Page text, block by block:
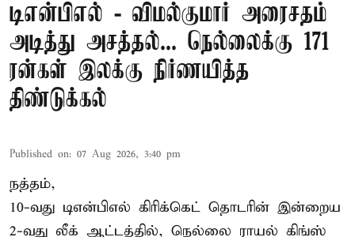
டிஎன்பிஎல் - விமல்குமார் அரைசதம்
அடித்து அசத்தல்... நெல்லைக்கு 171
ரன்கள் இலக்கு நிர்ணயித்த
திண்டுக்கல்
Published on: 07 Aug 2026, 3:40 pm
நத்தம்,
10-வது டிஎன்பிஎல் கிரிக்கெட் தொடரின் இன்றைய
2-வது லீக் ஆட்டத்தில், நெல்லை ராயல் கிங்ஸ்